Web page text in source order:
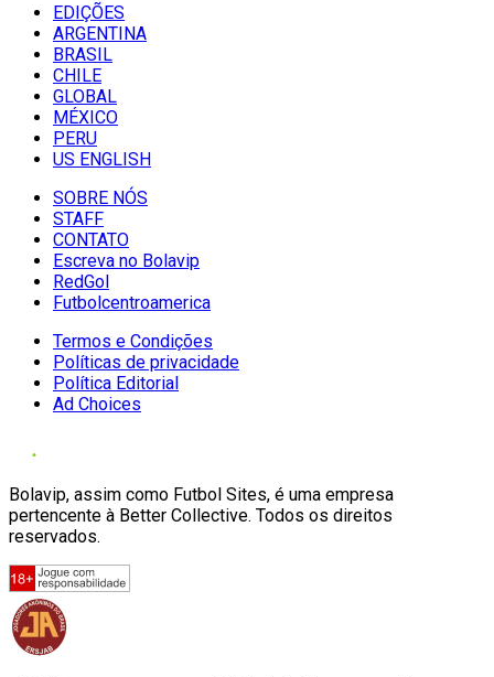
EDIÇÕES
ARGENTINA
BRASIL
CHILE
GLOBAL
MÉXICO
PERU
US ENGLISH
SOBRE NÓS
STAFF
CONTATO
Escreva no Bolavip
RedGol
Futbolcentroamerica
Termos e Condições
Políticas de privacidade
Política Editorial
Ad Choices
Bolavip, assim como Futbol Sites, é uma empresa
pertencente à Better Collective. Todos os direitos
reservados.